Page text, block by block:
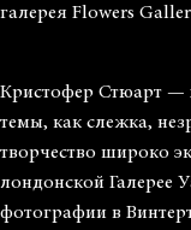
галерея Flowers
Кристофер Стюарт —
темы, как слежка,
творчество широко
лондонской Галерее
фотографии в